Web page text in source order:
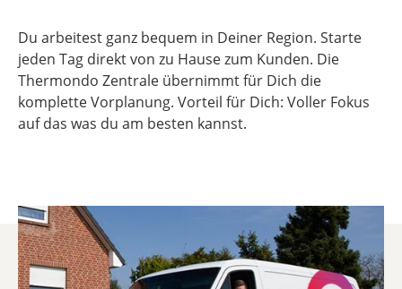
Du arbeitest ganz bequem in Deiner Region. Starte
jeden Tag direkt von zu Hause zum Kunden. Die
Thermondo Zentrale übernimmt für Dich die
komplette Vorplanung. Vorteil für Dich: Voller Fokus
auf das was du am besten kannst.